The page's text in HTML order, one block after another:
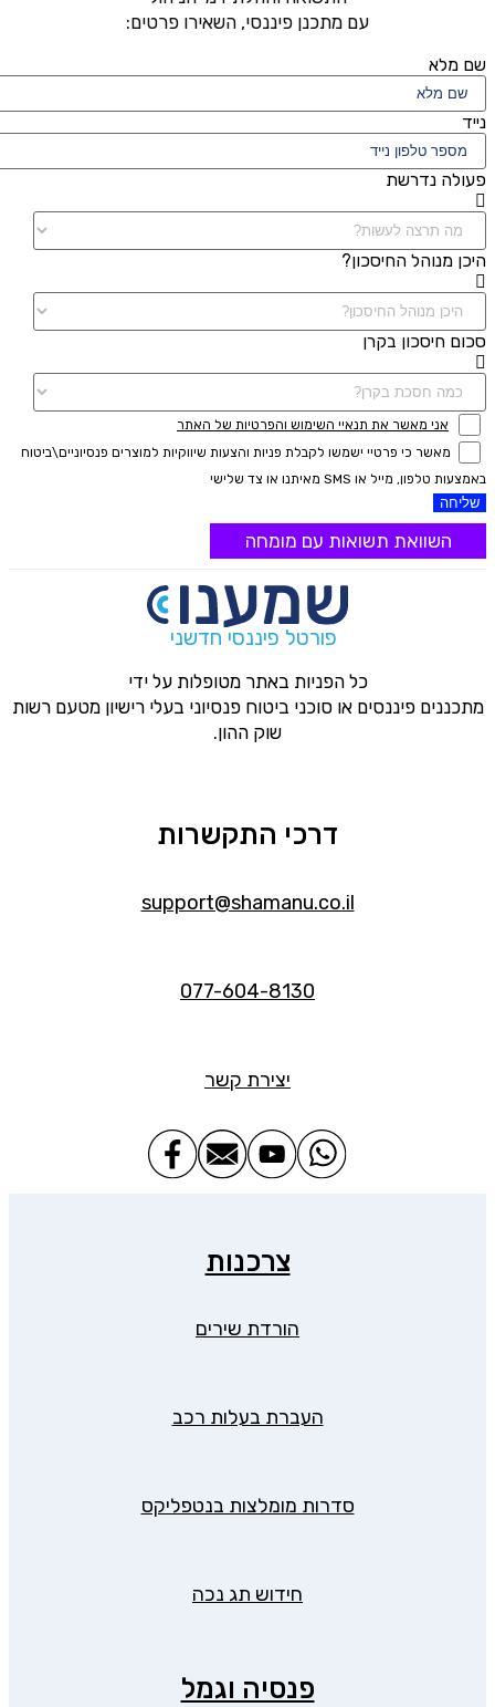
עם מתכנן פיננסי, השאירו פרטים:
שם מלא
נייד
פעולה נדרשת
היכן מנוהל החיסכון?
סכום חיסכון בקרן
אני מאשר את תנאיי השימוש והפרטיות של האתר
מאשר כי פרטיי ישמשו לקבלת פניות והצעות שיווקיות למוצרים פנסיוניים\ביטוח
באמצעות טלפון, מייל או SMS מאיתנו או צד שלישי
שליחה
השוואת תשואות עם מומחה
פורטל פיננסי חדשני
כל הפניות באתר מטופלות על ידי
מתכננים פיננסים או סוכני ביטוח פנסיוני בעלי רישיון מטעם רשות
שוק ההון.
דרכי התקשרות
support@shamanu.co.il
077-604-8130
יצירת קשר
צרכנות
הורדת שירים
העברת בעלות רכב
סדרות מומלצות בנטפליקס
חידוש תג נכה
פנסיה וגמל